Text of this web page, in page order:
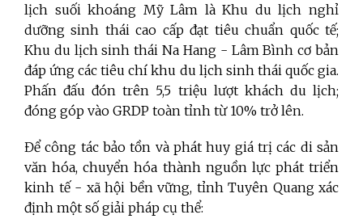
lịch suối khoáng Mỹ Lâm là Khu du lịch nghỉ
dưỡng sinh thái cao cấp đạt tiêu chuẩn quốc tế;
Khu du lịch sinh thái Na Hang - Lâm Bình cơ bản
đáp ứng các tiêu chí khu du lịch sinh thái quốc gia.
Phấn đấu đón trên 5,5 triệu lượt khách du lịch;
đóng góp vào GRDP toàn tỉnh từ 10% trở lên.
Để công tác bảo tồn và phát huy giá trị các di sản
văn hóa, chuyển hóa thành nguồn lực phát triển
kinh tế - xã hội bền vững, tỉnh Tuyên Quang xác
định một số giải pháp cụ thể: